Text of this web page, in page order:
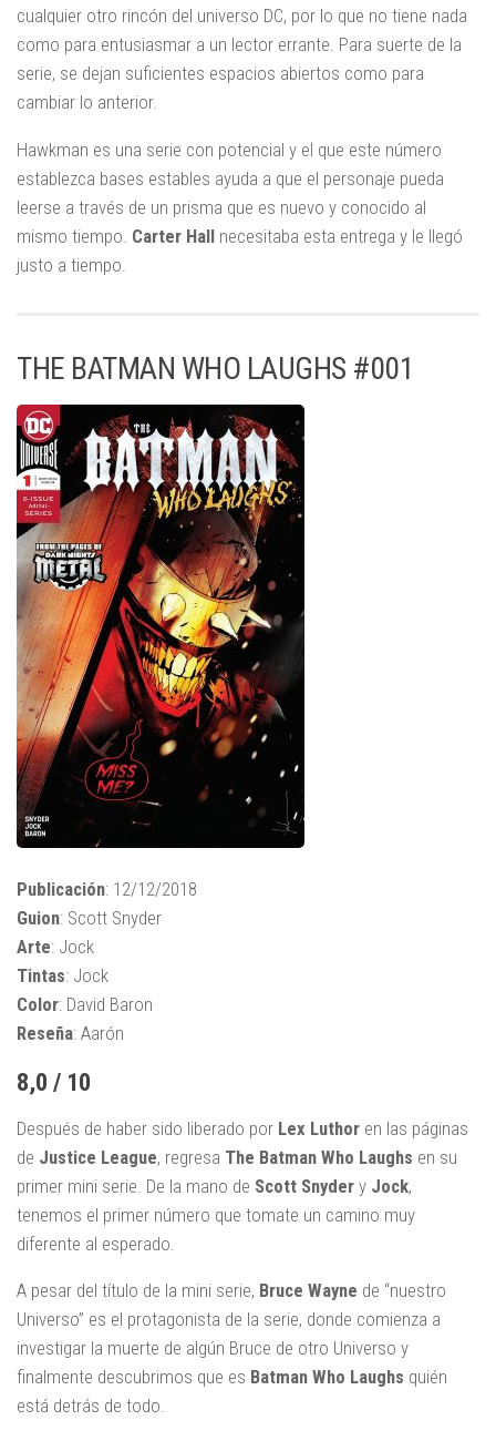
cualquier otro rincón del universo DC, por lo que no tiene nada
como para entusiasmar a un lector errante. Para suerte de la
serie, se dejan suficientes espacios abiertos como para
cambiar lo anterior.
Hawkman es una serie con potencial y el que este número
establezca bases estables ayuda a que el personaje pueda
leerse a través de un prisma que es nuevo y conocido al
mismo tiempo. Carter Hall necesitaba esta entrega y le llegó
justo a tiempo.
THE BATMAN WHO LAUGHS #001
Publicación: 12/12/2018
Guion: Scott Snyder
Arte: Jock
Tintas: Jock
Color: David Baron
Reseña: Aarón
8,0 / 10
Después de haber sido liberado por Lex Luthor en las páginas
de Justice League, regresa The Batman Who Laughs en su
primer mini serie. De la mano de Scott Snyder y Jock,
tenemos el primer número que tomate un camino muy
diferente al esperado.
A pesar del título de la mini serie, Bruce Wayne de “nuestro
Universo” es el protagonista de la serie, donde comienza a
investigar la muerte de algún Bruce de otro Universo y
finalmente descubrimos que es Batman Who Laughs quién
está detrás de todo.